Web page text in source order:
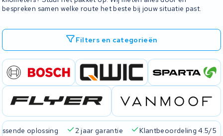
bespreken samen welke route het beste bij jouw situatie past.
Filters en categorieën
oplossing 2 jaar garantie Klantbeoordeling 4.5/5